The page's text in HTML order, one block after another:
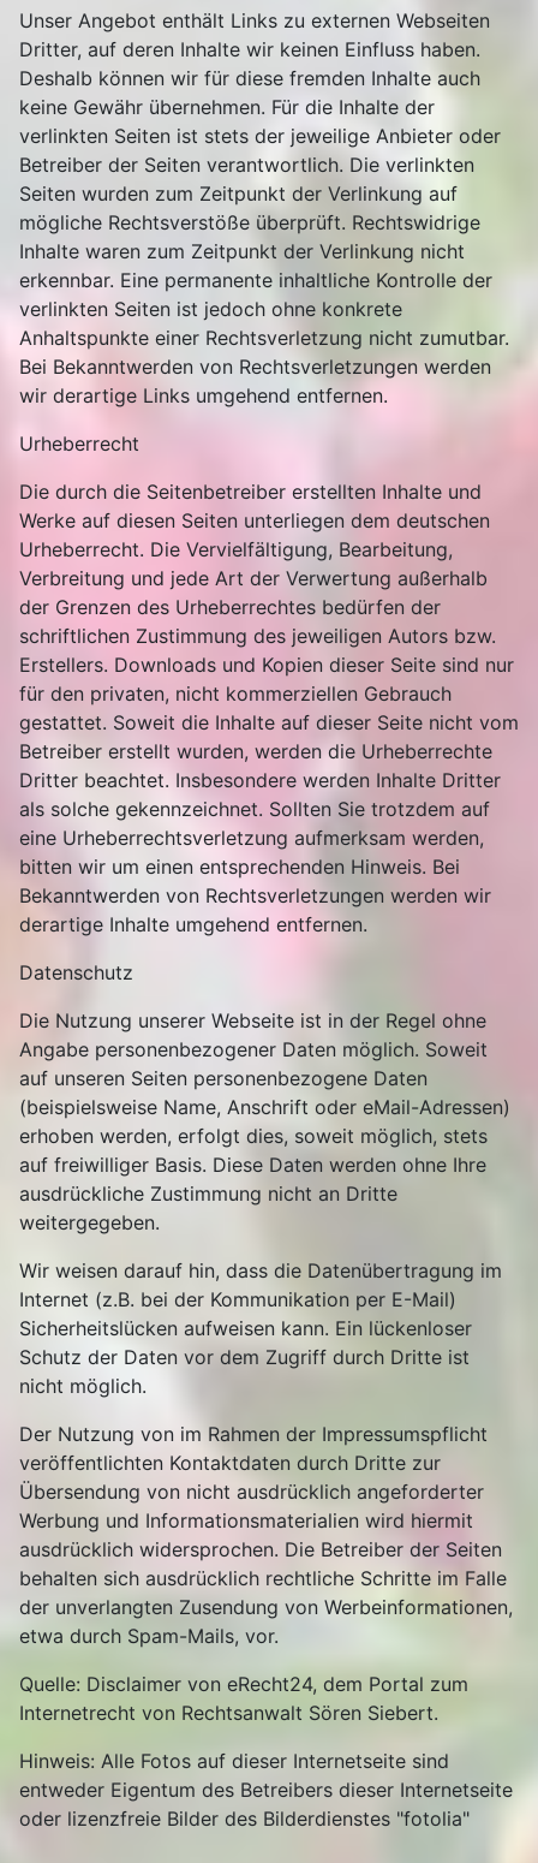
Unser Angebot enthält Links zu externen Webseiten
Dritter, auf deren Inhalte wir keinen Einfluss haben.
Deshalb können wir für diese fremden Inhalte auch
keine Gewähr übernehmen. Für die Inhalte der
verlinkten Seiten ist stets der jeweilige Anbieter oder
Betreiber der Seiten verantwortlich. Die verlinkten
Seiten wurden zum Zeitpunkt der Verlinkung auf
mögliche Rechtsverstöße überprüft. Rechtswidrige
Inhalte waren zum Zeitpunkt der Verlinkung nicht
erkennbar. Eine permanente inhaltliche Kontrolle der
verlinkten Seiten ist jedoch ohne konkrete
Anhaltspunkte einer Rechtsverletzung nicht zumutbar.
Bei Bekanntwerden von Rechtsverletzungen werden
wir derartige Links umgehend entfernen.
Urheberrecht
Die durch die Seitenbetreiber erstellten Inhalte und
Werke auf diesen Seiten unterliegen dem deutschen
Urheberrecht. Die Vervielfältigung, Bearbeitung,
Verbreitung und jede Art der Verwertung außerhalb
der Grenzen des Urheberrechtes bedürfen der
schriftlichen Zustimmung des jeweiligen Autors bzw.
Erstellers. Downloads und Kopien dieser Seite sind nur
für den privaten, nicht kommerziellen Gebrauch
gestattet. Soweit die Inhalte auf dieser Seite nicht vom
Betreiber erstellt wurden, werden die Urheberrechte
Dritter beachtet. Insbesondere werden Inhalte Dritter
als solche gekennzeichnet. Sollten Sie trotzdem auf
eine Urheberrechtsverletzung aufmerksam werden,
bitten wir um einen entsprechenden Hinweis. Bei
Bekanntwerden von Rechtsverletzungen werden wir
derartige Inhalte umgehend entfernen.
Datenschutz
Die Nutzung unserer Webseite ist in der Regel ohne
Angabe personenbezogener Daten möglich. Soweit
auf unseren Seiten personenbezogene Daten
(beispielsweise Name, Anschrift oder eMail-Adressen)
erhoben werden, erfolgt dies, soweit möglich, stets
auf freiwilliger Basis. Diese Daten werden ohne Ihre
ausdrückliche Zustimmung nicht an Dritte
weitergegeben.
Wir weisen darauf hin, dass die Datenübertragung im
Internet (z.B. bei der Kommunikation per E-Mail)
Sicherheitslücken aufweisen kann. Ein lückenloser
Schutz der Daten vor dem Zugriff durch Dritte ist
nicht möglich.
Der Nutzung von im Rahmen der Impressumspflicht
veröffentlichten Kontaktdaten durch Dritte zur
Übersendung von nicht ausdrücklich angeforderter
Werbung und Informationsmaterialien wird hiermit
ausdrücklich widersprochen. Die Betreiber der Seiten
behalten sich ausdrücklich rechtliche Schritte im Falle
der unverlangten Zusendung von Werbeinformationen,
etwa durch Spam-Mails, vor.
Quelle: Disclaimer von eRecht24, dem Portal zum
Internetrecht von Rechtsanwalt Sören Siebert.
Hinweis: Alle Fotos auf dieser Internetseite sind
entweder Eigentum des Betreibers dieser Internetseite
oder lizenzfreie Bilder des Bilderdienstes "fotolia"